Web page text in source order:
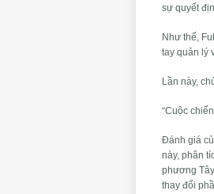
sự quyết
Như thế,
tay quản lý
Lần này,
“Cuộc
Đánh giá
này, phân
phương
thay đổi